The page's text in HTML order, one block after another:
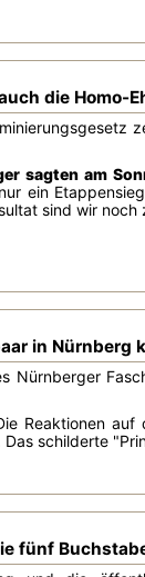
die Homo-
sagten am
ein
sind wir
in Nürnberg
Nürnberger
Reaktionen
schilderte
fünf